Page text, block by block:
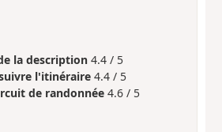
la description 4.4 / 5
l'itinéraire 4.4 / 5
de randonnée 4.6 / 5